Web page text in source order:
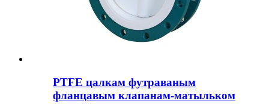
PTFE цалкам футраваным
фланцавым клапанам-матыльком